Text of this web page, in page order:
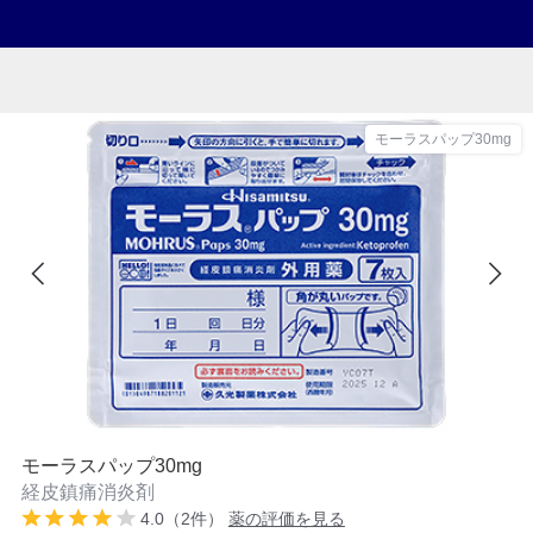
モーラスパップ30mg
モーラスパップ30mg
経皮鎮痛消炎剤
4.0（2件） 薬の評価を見る